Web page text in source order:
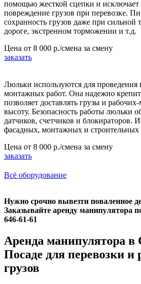
помощью жесткой сцепки и исключает
повреждение грузов при перевозке.
сохранность грузов даже при сильной
дороге, экстренном торможении и т.д.
Цена от 8 000 р./смена за смену
заказать
Люльки используются для
монтажных работ. Она надежно
позволяет доставлять грузы и
высоту. Безопасность работы люльки
датчиков, счетчиков и блокираторов.
фасадных, монтажных и строительных
Цена от 8 000 р./смена за смену
заказать
Всё оборудование
Нужно срочно вывезти поваленное
Заказывайте аренду манипулятора
646-61-61
Аренда манипулятора в
Посаде для перевозки и
грузов